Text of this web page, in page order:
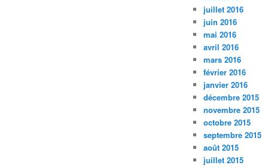
juillet 2016
juin 2016
mai 2016
avril 2016
mars 2016
février 2016
janvier 2016
décembre 2015
novembre 2015
octobre 2015
septembre 2015
août 2015
juillet 2015